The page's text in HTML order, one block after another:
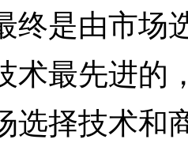
是由市场
术最先进的
选择技术和